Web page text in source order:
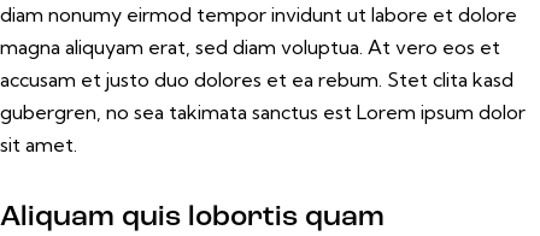
diam nonumy eirmod tempor invidunt ut labore et dolore
magna aliquyam erat, sed diam voluptua. At vero eos et
accusam et justo duo dolores et ea rebum. Stet clita kasd
gubergren, no sea takimata sanctus est Lorem ipsum dolor
sit amet.
Aliquam quis lobortis quam